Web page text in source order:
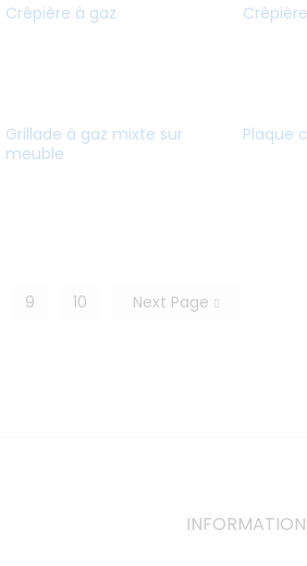
Crêpière à gaz
Grillade à gaz mixte sur
meuble
Plaque
9 10 Next Page